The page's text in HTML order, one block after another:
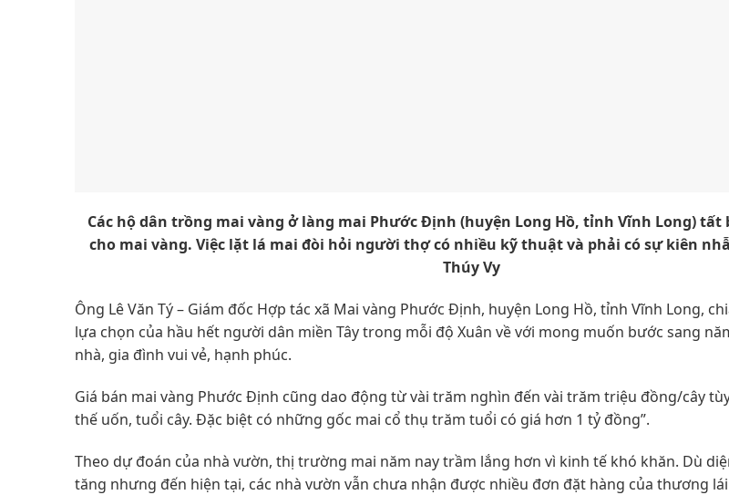
Các hộ dân trồng mai vàng ở làng mai Phước Định (huyện Long Hồ, tỉnh Vĩnh Long) tất
cho mai vàng. Việc lặt lá mai đòi hỏi người thợ có nhiều kỹ thuật và phải có sự kiên
Thúy Vy
Ông Lê Văn Tý – Giám đốc Hợp tác xã Mai vàng Phước Định, huyện Long Hồ, tỉnh Vĩnh Long,
lựa chọn của hầu hết người dân miền Tây trong mỗi độ Xuân về với mong muốn bước sang
nhà, gia đình vui vẻ, hạnh phúc.
Giá bán mai vàng Phước Định cũng dao động từ vài trăm nghìn đến vài trăm triệu đồng/cây
thế uốn, tuổi cây. Đặc biệt có những gốc mai cổ thụ trăm tuổi có giá hơn 1 tỷ đồng”.
Theo dự đoán của nhà vườn, thị trường mai năm nay trầm lắng hơn vì kinh tế khó khăn. Dù
tăng nhưng đến hiện tại, các nhà vườn vẫn chưa nhận được nhiều đơn đặt hàng của thương